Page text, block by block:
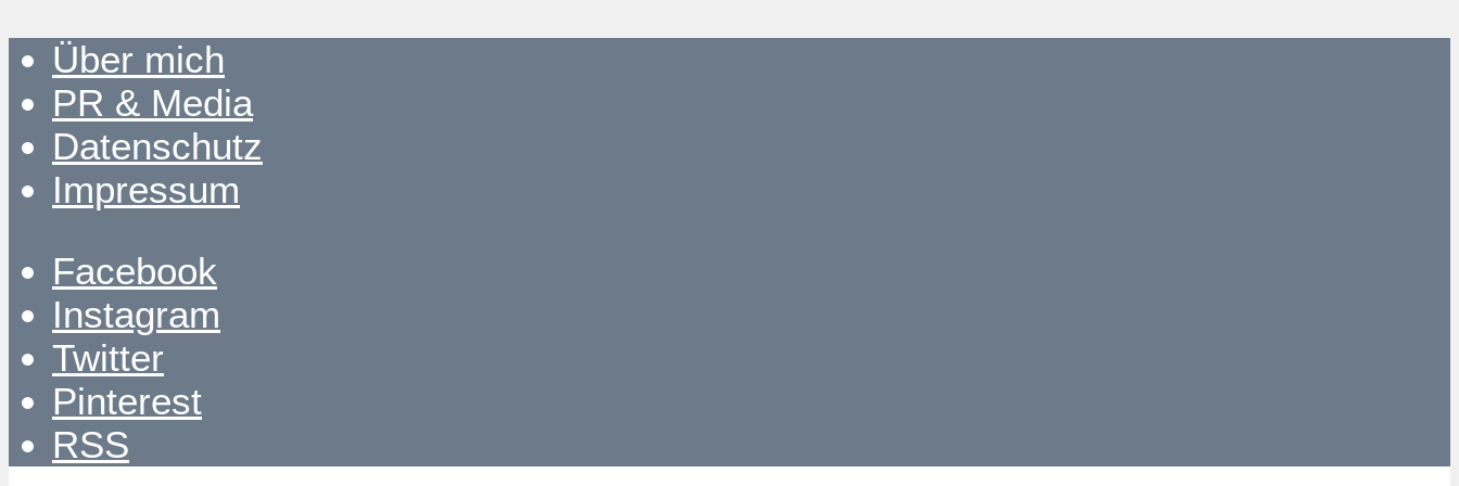
Über mich
PR & Media
Datenschutz
Impressum
Facebook
Instagram
Twitter
Pinterest
RSS